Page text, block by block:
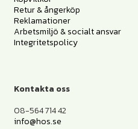
Retur & ångerköp
Reklamationer
Arbetsmiljö & socialt ansvar
Integritetspolicy
Kontakta oss
08-564 714 42
info@hos.se